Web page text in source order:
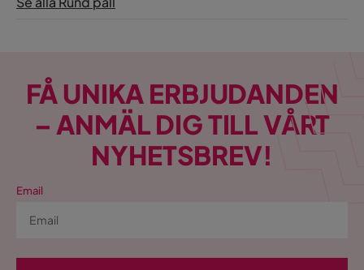
FÅ UNIKA ERBJUDANDEN
– ANMÄL DIG TILL VÅRT
NYHETSBREV!
Email